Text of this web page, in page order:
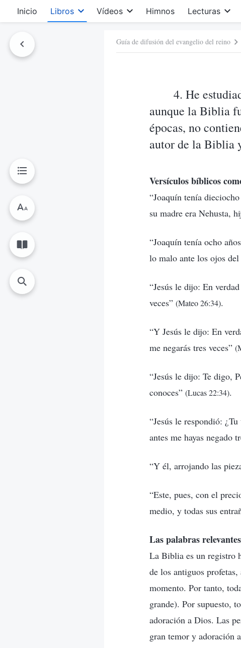
Inicio Libros Vídeos Himnos Lecturas
Guía de difusión del evangelio del reino
4. He
aunque la Biblia
épocas, no
autor de la Biblia
Versículos bíblicos
“Joaquín tenía
su madre era Nehusta,
“Joaquín tenía ocho
lo malo ante los ojos del
“Jesús le dijo: En
veces” (Mateo 26:34).
“Y Jesús le dijo: En
me negarás tres veces”
“Jesús le dijo: Te digo,
conoces” (Lucas 22:34).
“Jesús le respondió:
antes me hayas negado
“Y él, arrojando las
“Este, pues, con el
medio, y todas sus
Las palabras
La Biblia es un registro
de los antiguos
momento. Por tanto,
grande). Por supuesto,
adoración a Dios. Las
gran temor y adoración